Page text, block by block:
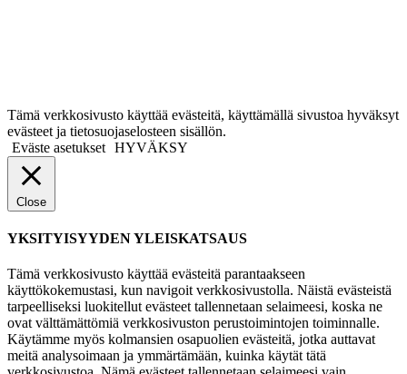
Tämä verkkosivusto käyttää evästeitä, käyttämällä sivustoa hyväksyt
evästeet ja tietosuojaselosteen sisällön.
Eväste asetukset HYVÄKSY
Close
YKSITYISYYDEN YLEISKATSAUS
Tämä verkkosivusto käyttää evästeitä parantaakseen
käyttökokemustasi, kun navigoit verkkosivustolla. Näistä evästeistä
tarpeelliseksi luokitellut evästeet tallennetaan selaimeesi, koska ne
ovat välttämättömiä verkkosivuston perustoimintojen toiminnalle.
Käytämme myös kolmansien osapuolien evästeitä, jotka auttavat
meitä analysoimaan ja ymmärtämään, kuinka käytät tätä